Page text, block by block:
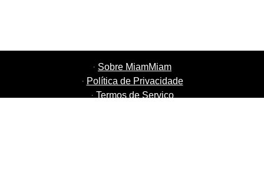
· Sobre MiamMiam
· Política de Privacidade
· Termos de Serviço